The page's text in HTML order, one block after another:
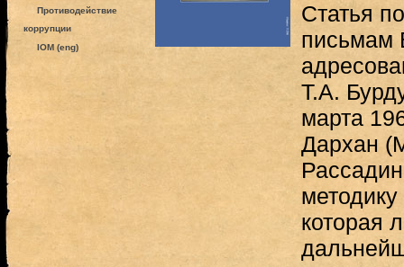
Противодействие
коррупции
IOM (eng)
Статья
письмам
Т.А.
марта
Дархан
которая